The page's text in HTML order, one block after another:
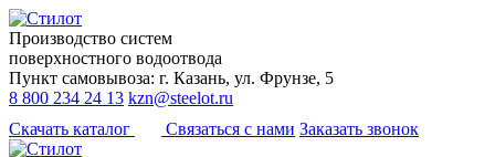
Производство систем
поверхностного водоотвода
Пункт самовывоза: г. Казань, ул. Фрунзе, 5
8 800 234 24 13 kzn@steelot.ru
Скачать каталог
Связаться с нами Заказать звонок